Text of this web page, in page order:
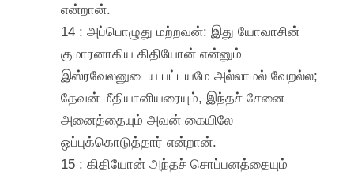
என்றான்.
14 : அப்பொழுது மற்றவன்: இது யோவாசின்
குமாரனாகிய கிதியோன் என்னும்
இஸ்ரவேலனுடைய பட்டயமே அல்லாமல் வேறல்ல;
தேவன் மீதியானியரையும், இந்தச் சேனை
அனைத்தையும் அவன் கையிலே
ஒப்புக்கொடுத்தார் என்றான்.
15 : கிதியோன் அந்தச் சொப்பனத்தையும்